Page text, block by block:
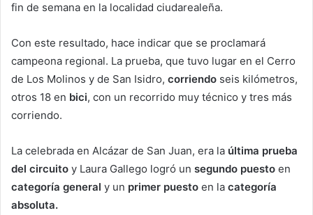
fin de semana en la localidad ciudarealeña.
Con este resultado, hace indicar que se proclamará
campeona regional. La prueba, que tuvo lugar en el Cerro
de Los Molinos y de San Isidro, corriendo seis kilómetros,
otros 18 en bici, con un recorrido muy técnico y tres más
corriendo.
La celebrada en Alcázar de San Juan, era la última prueba
del circuito y Laura Gallego logró un segundo puesto en
categoría general y un primer puesto en la categoría
absoluta.